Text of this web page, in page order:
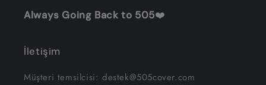
Always Going Back to 505❤️
İletişim
Müşteri temsilcisi: destek@505cover.com